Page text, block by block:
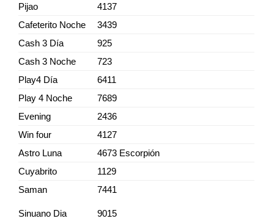
Pijao
4137
Cafeterito Noche
3439
Cash 3 Día
925
Cash 3 Noche
723
Play4 Día
6411
Play 4 Noche
7689
Evening
2436
Win four
4127
Astro Luna
4673 Escorpión
Cuyabrito
1129
Saman
Sinuano Dia
7441
9015